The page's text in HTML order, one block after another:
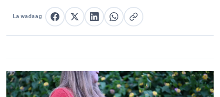
La wadaag La wadaag Facebook
La wadaag XLa wadaag LinkedIn
La wadaag WhatsApp
Nuqul link